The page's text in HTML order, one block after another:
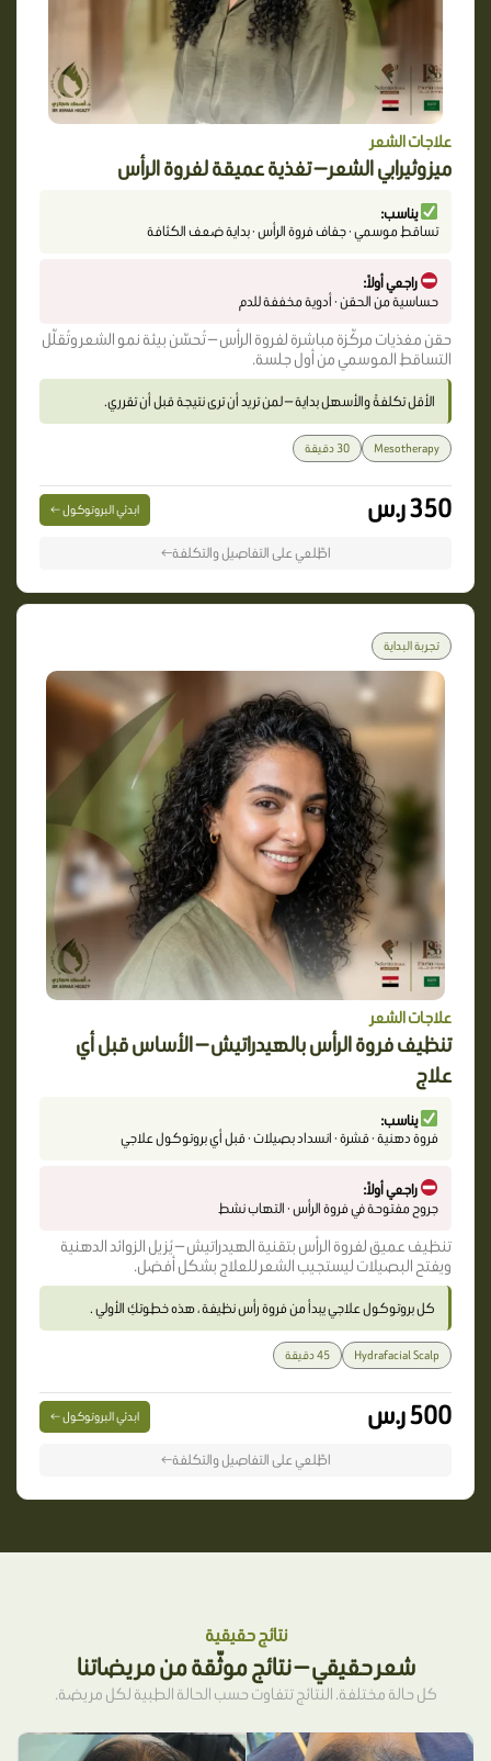
علاجات الشعر
ميزوثيرابي الشعر — تغذية عميقة لفروة الرأس
يناسب:
تساقط موسمي · جفاف فروة الرأس · بداية ضعف الكثافة
راجعي أولاً:
حساسية من الحقن · أدوية مخففة للدم
حقن مغذيات مركّزة مباشرة لفروة الرأس — تُحسّن بيئة نمو الشعر وتُقلّل
التساقط الموسمي من أول جلسة.
الأقل تكلفةً والأسهل بداية — لمن تريد أن ترى نتيجة قبل أن تقرري.
Mesotherapy 30 دقيقة
350 ر.س ابدئي البروتوكول ←
اطّلعي على التفاصيل والتكلفة←
تجربة البداية
علاجات الشعر
تنظيف فروة الرأس بالهيدراتيش — الأساس قبل أي
علاج
يناسب:
فروة دهنية · قشرة · انسداد بصيلات · قبل أي بروتوكول علاجي
راجعي أولاً:
جروح مفتوحة في فروة الرأس · التهاب نشط
تنظيف عميق لفروة الرأس بتقنية الهيدراتيش — يُزيل الزوائد الدهنية
ويفتح البصيلات ليستجيب الشعر للعلاج بشكل أفضل.
كل بروتوكول علاجي يبدأ من فروة رأس نظيفة ، هذه خطوتكِ الأولي .
Hydrafacial Scalp 45 دقيقة
500 ر.س ابدئي البروتوكول ←
اطّلعي على التفاصيل والتكلفة←
نتائج حقيقية
شعر حقيقي — نتائج موثّقة من مريضاتنا
كل حالة مختلفة. النتائج تتفاوت حسب الحالة الطبية لكل مريضة.